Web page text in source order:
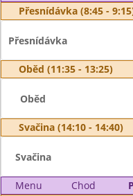
Přesnídávka (8:45 -
Přesnídávka
Oběd (11:35 - 13:25)
Oběd
Svačina (14:10 - 14:40)
Svačina
Menu Chod